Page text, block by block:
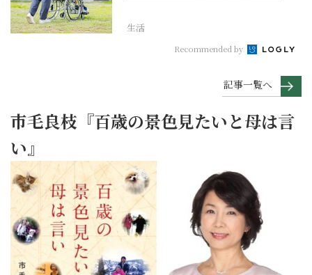
生活
Recommended by
記事一覧へ
市毛良枝『百歳の景色見たいと母は言
い』